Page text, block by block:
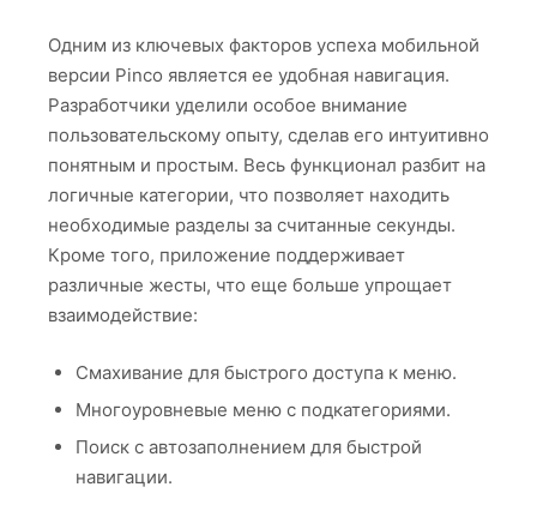
Одним из ключевых факторов успеха мобильной
версии Pinco является ее удобная навигация.
Разработчики уделили особое внимание
пользовательскому опыту, сделав его интуитивно
понятным и простым. Весь функционал разбит на
логичные категории, что позволяет находить
необходимые разделы за считанные секунды.
Кроме того, приложение поддерживает
различные жесты, что еще больше упрощает
взаимодействие:
Смахивание для быстрого доступа к меню.
Многоуровневые меню с подкатегориями.
Поиск с автозаполнением для быстрой
навигации.